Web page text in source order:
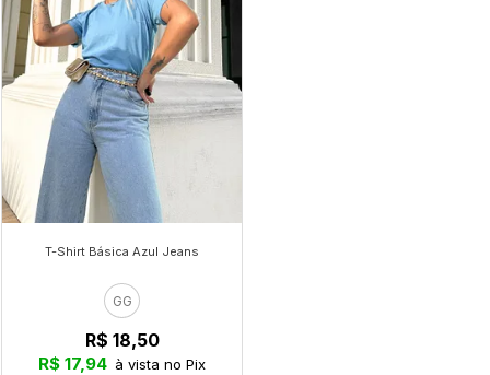
T-Shirt Básica Azul Jeans
GG
R$ 18,50
R$ 17,94 à vista no Pix